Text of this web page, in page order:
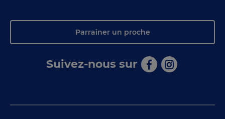
Parrainer un proche
Suivez-nous sur
Aller
facebook
Aller
instagram